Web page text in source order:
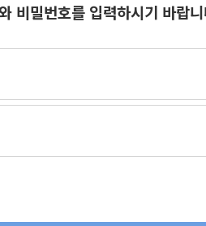
비밀번호를 입력하시기 바랍